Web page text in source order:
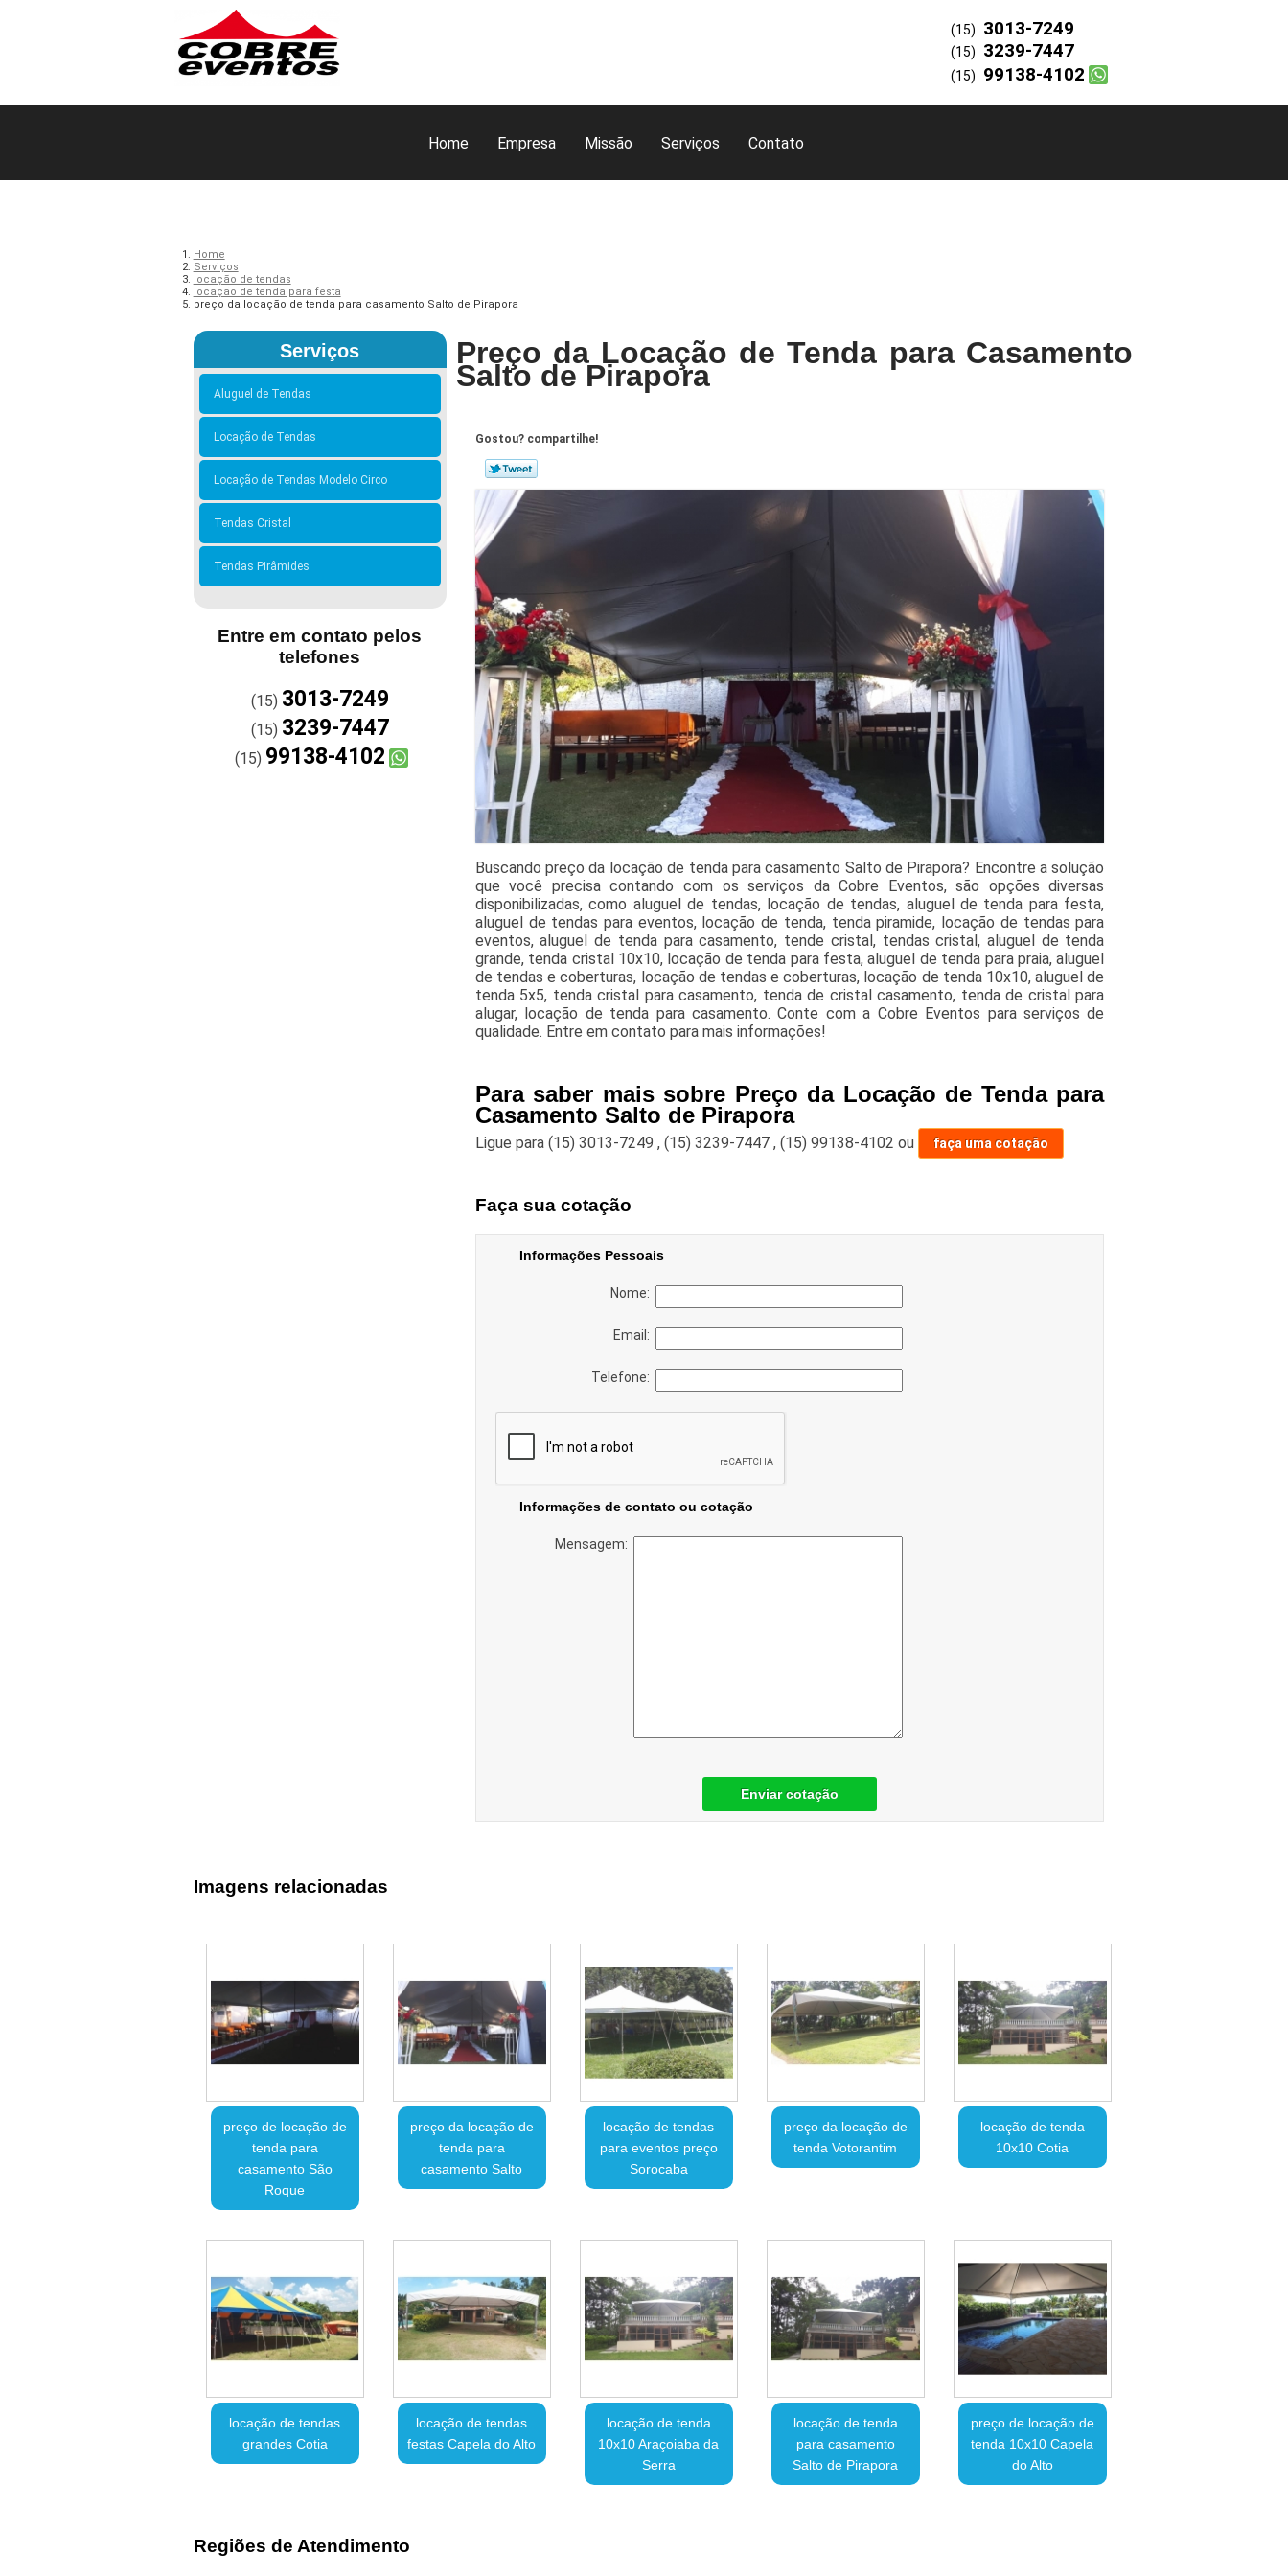
Home Empresa Missão Serviços Contato
(15) 3013-7249
(15) 3239-7447
(15) 99138-4102
Home
Serviços
locação de tendas
locação de tenda para festa
preço da locação de tenda para casamento Salto de Pirapora
Serviços
Aluguel de Tendas
Locação de Tendas
Locação de Tendas Modelo Circo
Tendas Cristal
Tendas Pirâmides
Entre em contato pelos
telefones
(15) 3013-7249
(15) 3239-7447
(15) 99138-4102
Preço da Locação de Tenda para Casamento
Salto de Pirapora
Gostou? compartilhe!
Buscando preço da locação de tenda para casamento Salto de Pirapora? Encontre a solução
que você precisa contando com os serviços da Cobre Eventos, são opções diversas
disponibilizadas, como aluguel de tendas, locação de tendas, aluguel de tenda para festa,
aluguel de tendas para eventos, locação de tenda, tenda piramide, locação de tendas para
eventos, aluguel de tenda para casamento, tende cristal, tendas cristal, aluguel de tenda
grande, tenda cristal 10x10, locação de tenda para festa, aluguel de tenda para praia, aluguel
de tendas e coberturas, locação de tendas e coberturas, locação de tenda 10x10, aluguel de
tenda 5x5, tenda cristal para casamento, tenda de cristal casamento, tenda de cristal para
alugar, locação de tenda para casamento. Conte com a Cobre Eventos para serviços de
qualidade. Entre em contato para mais informações!
Para saber mais sobre Preço da Locação de Tenda para
Casamento Salto de Pirapora
Ligue para (15) 3013-7249 , (15) 3239-7447 , (15) 99138-4102 ou faça uma cotação
Faça sua cotação
Informações Pessoais
Nome:
Email:
Telefone:
Informações de contato ou cotação
Mensagem:
Enviar cotação
Imagens relacionadas
preço de locação de
tenda para
casamento São
Roque
preço da locação de
tenda para
casamento Salto
locação de tendas
para eventos preço
Sorocaba
preço da locação de
tenda Votorantim
locação de tenda
10x10 Cotia
locação de tendas
grandes Cotia
locação de tendas
festas Capela do Alto
locação de tenda
10x10 Araçoiaba da
Serra
locação de tenda
para casamento
Salto de Pirapora
preço de locação de
tenda 10x10 Capela
do Alto
Regiões de Atendimento